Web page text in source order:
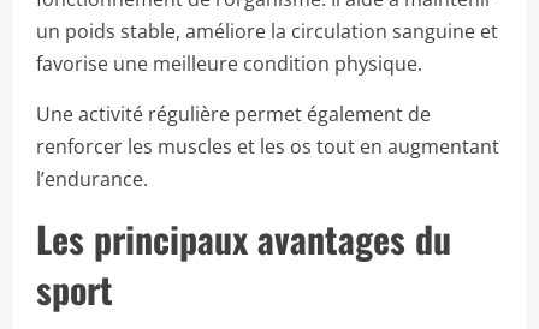
un poids stable, améliore la circulation sanguine et
favorise une meilleure condition physique.
Une activité régulière permet également de
renforcer les muscles et les os tout en augmentant
l’endurance.
Les principaux avantages du
sport